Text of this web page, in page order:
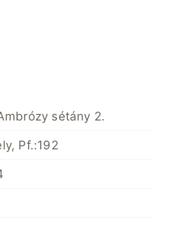
sétány 2.
Pf.:192